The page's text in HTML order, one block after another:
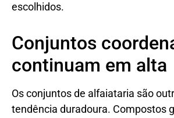
escolhidos.
Conjuntos
continuam em alta
Os conjuntos de alfaiataria são
tendência duradoura. Compostos